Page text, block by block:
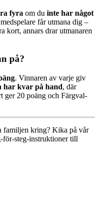
fyra om du inte har något
får utmana dig –
kort, annars drar utmanaren
på?
. Vinnaren av varje giv
har kvar på hand, där
ger 20 poäng och Färgval-
familjen kring? Kika på vår
för-steg-instruktioner till